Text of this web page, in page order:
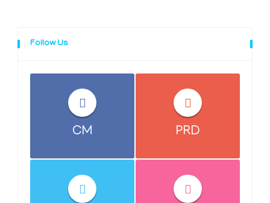
Follow Us
CM PRD